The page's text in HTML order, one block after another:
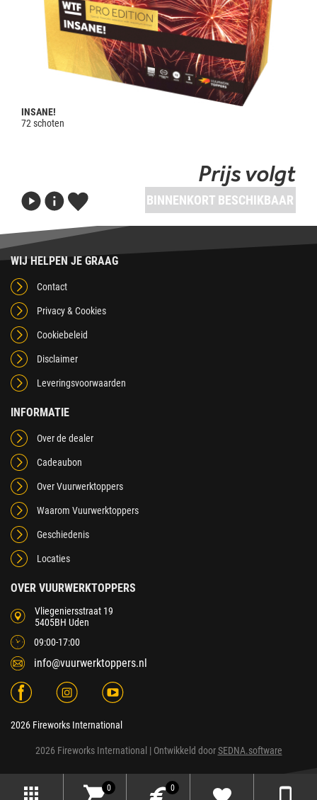
0 0
INSANE!
72 schoten
Prijs volgt
BINNENKORT BESCHIKBAAR
WIJ HELPEN JE GRAAG
Contact
Privacy & Cookies
Cookiebeleid
Disclaimer
Leveringsvoorwaarden
INFORMATIE
Over de dealer
Cadeaubon
Over Vuurwerktoppers
Waarom Vuurwerktoppers
Geschiedenis
Locaties
OVER VUURWERKTOPPERS
Vliegeniersstraat 19
5405BH Uden
09:00-17:00
info@vuurwerktoppers.nl
2026 Fireworks International
2026 Fireworks International | Ontwikkeld doorSEDNA.software